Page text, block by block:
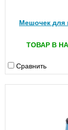
Мешочек для
ТОВАР В
Сравнить